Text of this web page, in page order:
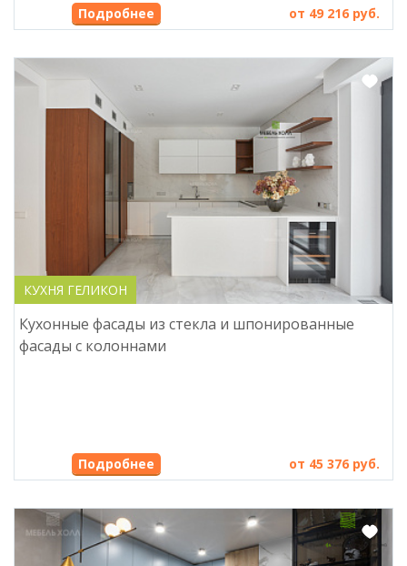
от 49 216 руб.
КУХНЯ ГЕЛИКОН
Кухонные фасады из стекла и шпонированные
фасады с колоннами
от 45 376 руб.